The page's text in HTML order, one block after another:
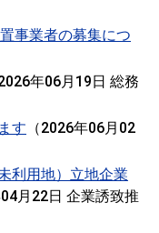
事業者の募集につ
年06月19日 総務
す （2026年06月02
利用地）立地企業
月22日 企業誘致推